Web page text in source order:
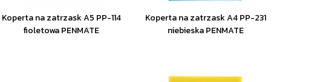
Koperta na zatrzask A5 PP-114
fioletowa PENMATE
Koperta na zatrzask A4 PP-231
niebieska PENMATE